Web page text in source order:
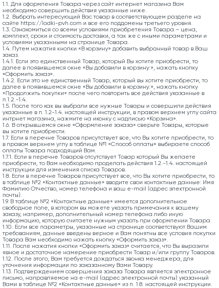
1.1. Для оформления Товара через сайт интернет магазина Вам
необходимо совершить действия указанные ниже.
1.2. Выбрать интересующий Вас товар в соответствующем разделе на
сайте https://lodki-pvh.com и все его поддомены третьего уровня.
1.3. Ознакомиться со всеми условиями приобретения Товара – цена,
комплект, сроки и стоимость доставки, а так же с иными параметрами и
условиями указанными на странице Товара.
1.4. Путем нажатия кнопки «В корзину» добавить выбранный товар в Ваш
заказ.
1.4.1. Если это единственный Товар, который Вы хотите приобрести, то
далее в появившемся окне «Вы добавили в корзину:», нажать кнопку
«Оформить заказ».
1.4.2. Если это не единственный Товар, который вы хотите приобрести, то
далее в появившемся окне «Вы добавили в корзину:», нажать кнопку
«Продолжить покупки» после чего повторить все действия указанные в
п.1.2.-1.4.
1.5. После того как вы выбрали все нужные Товары и совершили действия
указанные в п. 1.2-1.4. настоящей инструкции, в правом верхнем углу сайта
интрнет магазина, нажмите на иконку с надписью «Корзина».
1.6. В открывшемся окне «Оформление заказа» сверьте Товары, которые
вы хотите приобрести.
1.7. Если в перечне Товаров присутствует все, что Вы хотите приобрести, то
в правом верхнем углу в таблице №1 «Способ оплаты» выбираете способ
оплаты Товара подходящий Вам.
1.7.1. Если в перечне Товаров отсутствует Товар который Вы желаете
приобрести, то Вам необходимо проделать действия 1.2.-1.4. настоящей
инструкции для изменения списка Товаров.
1.8. Если в перечне Товаров присутствует все, что Вы хотите приобрести, то
в таблице №2 «Контактные данные» вводите свои контактные данные: Имя
Фамилию Отчество, номер телефона и ваш e-mail (адрес электронной
почты).
1.9. В таблице №2 «Контактные данные» имеется дополнительное
свободное поле, в котором вы можете указать примечания к вашему
заказу, например, дополнительный номер телефона либо иную
информацию, которую считаете нужным указать при оформлении Товара.
1.10. Если все параметры, указанные на странице соответствуют Вашим
требованиям, данные введены верное и Вам понятны все условия покупки
Товара Вам необходимо нажать кнопку «Оформить заказ».
1.11. После нажатия кнопки «Оформить заказ» считается, что Вы выразили
явное и достаточное намерение приобрести Товар и/или группу Товаров.
1.12. После этого, Вам требуется дождаться звонка менеджера, для
уточнения информации по заказанному Вами Товару.
1.13. Подтверждением совершения заказа Товара является электронное
письмо, направляемое на e-mail (адрес электронной почты) указанный
Вами в таблице №2 «Контактные данные» из п. 1.8. настоящей инструкции.